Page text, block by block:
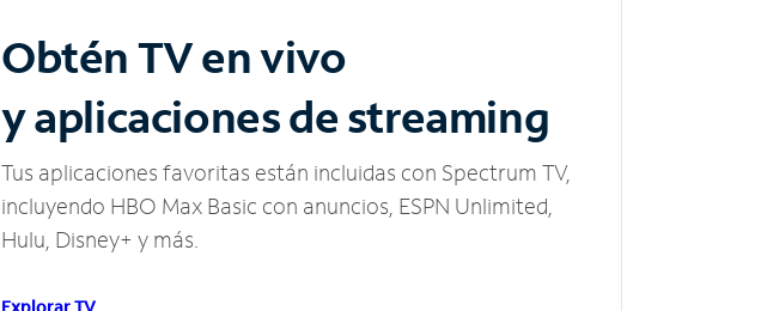
Obtén TV en vivo
y aplicaciones de streaming
Tus aplicaciones favoritas están incluidas con Spectrum TV,
incluyendo HBO Max Basic con anuncios, ESPN Unlimited,
Hulu, Disney+ y más.